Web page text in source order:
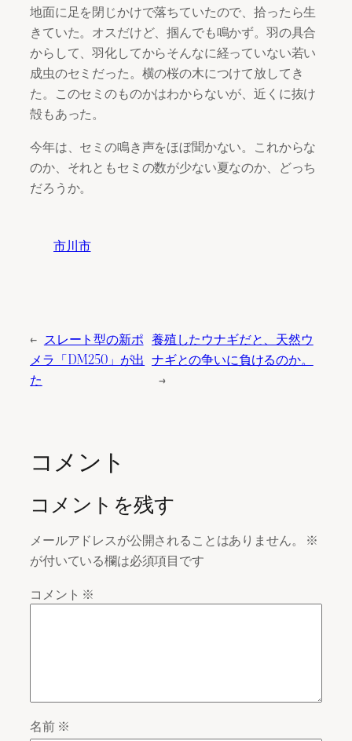
地面に足を閉じかけで落ちていたので、拾ったら生
きていた。オスだけど、掴んでも鳴かず。羽の具合
からして、羽化してからそんなに経っていない若い
成虫のセミだった。横の桜の木につけて放してき
た。このセミのものかはわからないが、近くに抜け
殻もあった。
今年は、セミの鳴き声をほぼ聞かない。これからな
のか、それともセミの数が少ない夏なのか、どっち
だろうか。
市川市
← スレート型の新ポ
メラ「DM250」が出
た
養殖したウナギだと、天然ウ
ナギとの争いに負けるのか。
→
コメント
コメントを残す
メールアドレスが公開されることはありません。
※
が付いている欄は必須項目です
コメント ※
名前 ※